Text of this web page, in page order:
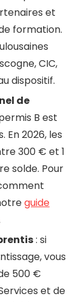
et
formation.
CIC,
dispositif.
de
B est
En 2026, les
300 € et 1
solde. Pour
guide
: si
vous
500 €
et de